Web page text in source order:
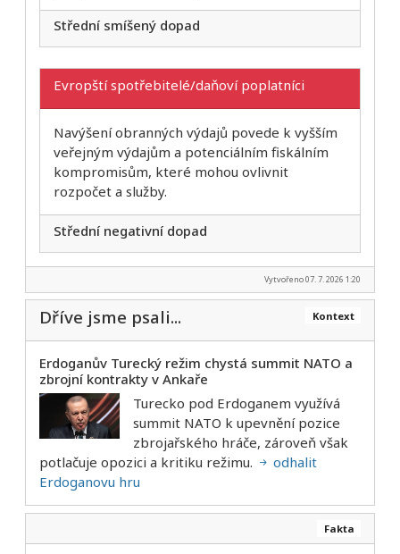
Střední smíšený dopad
Evropští spotřebitelé/daňoví poplatníci
Navýšení obranných výdajů povede k vyšším
veřejným výdajům a potenciálním fiskálním
kompromisům, které mohou ovlivnit
rozpočet a služby.
Střední negativní dopad
Vytvořeno 07. 7. 2026 1:20
Kontext
Dříve jsme psali...
Erdoganův Turecký režim chystá summit NATO a
zbrojní kontrakty v Ankaře
Turecko pod Erdoganem využívá
summit NATO k upevnění pozice
zbrojařského hráče, zároveň však
potlačuje opozici a kritiku režimu.
odhalit
Erdoganovu hru
Fakta